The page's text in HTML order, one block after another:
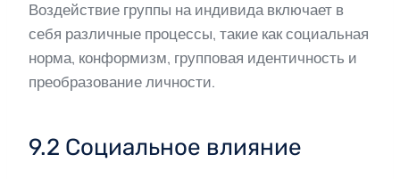
Воздействие группы на индивида включает в
себя различные процессы, такие как социальная
норма, конформизм, групповая идентичность и
преобразование личности.
9.2 Социальное влияние